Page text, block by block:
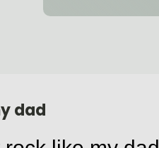
dad